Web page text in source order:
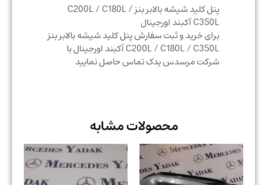
پنل کلید شیشه بالابر بنز C200L / C180L /
C350L آکبند اورجینال
برای خرید و ثبت سفارش پنل کلید شیشه بالابر بنز
C200L / C180L / C350L آکبند اورجینال با
شرکت مرسدس یدک تماس حاصل نمایید
محصولات مشابه